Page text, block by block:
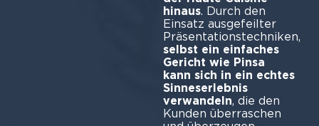
hinaus. Durch den
Einsatz ausgefeilter
Präsentationstechniken,
selbst ein einfaches
Gericht wie Pinsa
kann sich in ein echtes
Sinneserlebnis
verwandeln, die den
Kunden überraschen